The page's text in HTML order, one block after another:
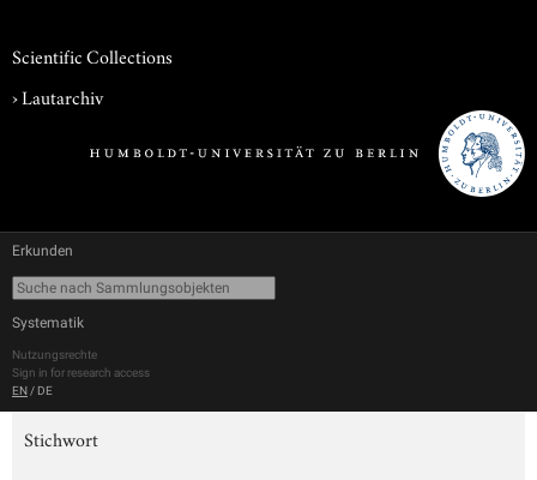
Scientific Collections
›Lautarchiv
Erkunden
Systematik
Nutzungsrechte
Sign in for research access
EN / DE
Stichwort